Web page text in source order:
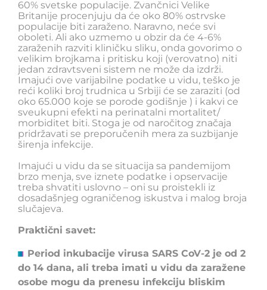
60% svetske populacije. Zvančnici Velike
Britanije procenjuju da će oko 80% ostrvske
populacije biti zaraženo. Naravno, neće svi
oboleti. Ali ako uzmemo u obzir da će 4-6%
zaraženih razviti kliničku sliku, onda govorimo o
velikim brojkama i pritisku koji (verovatno) niti
jedan zdravtsveni sistem ne može da izdrži.
Imajući ove varijabilne podatke u vidu, teško je
reći koliki broj trudnica u Srbiji će se zaraziti (od
oko 65.000 koje se porode godišnje ) i kakvi ce
sveukupni efekti na perinatalni mortalitet/
morbiditet biti. Stoga je od naročitog značaja
pridržavati se preporučenih mera za suzbijanje
širenja infekcije.
Imajući u vidu da se situacija sa pandemijom
brzo menja, sve iznete podatke i opservacije
treba shvatiti uslovno – oni su proistekli iz
dosadašnjeg ograničenog iskustva i malog broja
slučajeva.
Praktični savet:
Period inkubacije virusa SARS CoV-2 je od 2
do 14 dana, ali treba imati u vidu da zaražene
osobe mogu da prenesu infekciju bliskim